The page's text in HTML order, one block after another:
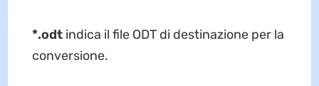
*.odtindica il file ODT di destinazione per la
conversione.